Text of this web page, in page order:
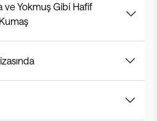
ve Yokmuş Gibi Hafif